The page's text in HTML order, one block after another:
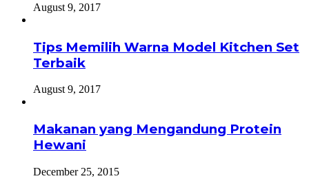
August 9, 2017
Tips Memilih Warna Model Kitchen Set
Terbaik
August 9, 2017
Makanan yang Mengandung Protein
Hewani
December 25, 2015